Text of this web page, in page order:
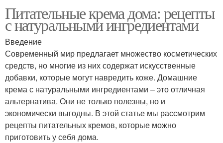
Питательные крема дома: рецепты
с натуральными ингредиентами
Введение
Современный мир предлагает множество косметических
средств, но многие из них содержат искусственные
добавки, которые могут навредить коже. Домашние
крема с натуральными ингредиентами – это отличная
альтернатива. Они не только полезны, но и
экономически выгодны. В этой статье мы рассмотрим
рецепты питательных кремов, которые можно
приготовить у себя дома.